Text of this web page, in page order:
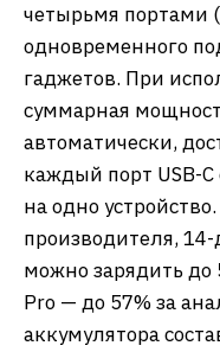
четырьмя портами
одновременного
гаджетов. При
суммарная
автоматически,
каждый порт USB-
на одно
производителя,
можно зарядить до
Pro — до 57% за
аккумулятора